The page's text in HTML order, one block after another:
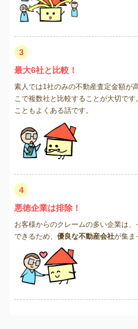
3
最大6社と比較！
素人では1社のみの不動産査定金額が
こで複数社と比較することが大切で
こともよくある話です。
4
悪徳企業は排除！
お客様からのクレームの多い企業は
できるため、 優良な不動産会社が集ま